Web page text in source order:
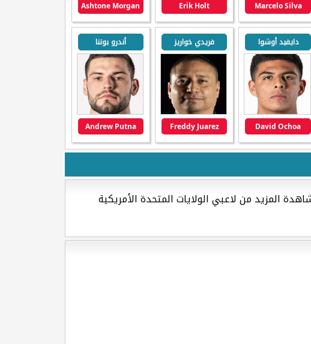
Marcelo Silva
Erik Holt
Ashtone Morgan
دايفيد أوشوا
David Ochoa
فريدي خواريز
Freddy Juarez
أندرو بوتنا
Andrew Putna
المزيد من لاعبي الولايات المتحدة الأمريكية